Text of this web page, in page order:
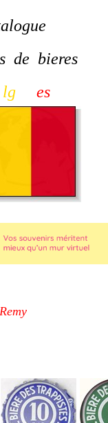
de bieres
lg es